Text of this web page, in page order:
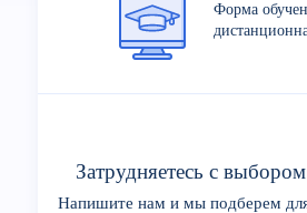
Форма
Затрудняетесь с
Напишите нам и мы подберем